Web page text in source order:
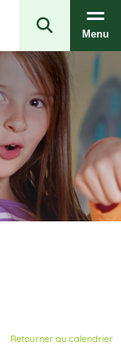
Menu
Retourner au calendrier